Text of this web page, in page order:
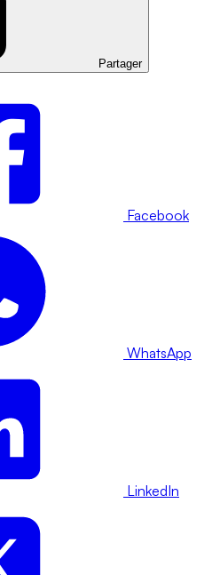
Partager
Facebook
WhatsApp
LinkedIn